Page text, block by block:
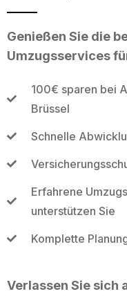
Genießen Sie die
Umzugsservices
100€ sparen bei
Brüssel
Schnelle
Erfahrene
unterstützen Sie
Komplette
Verlassen Sie sich